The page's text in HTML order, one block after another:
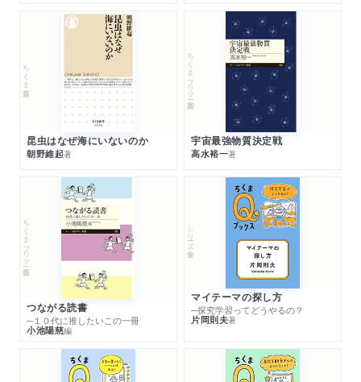
ちくま新書
昆虫はなぜ海にいないのか
朝野維起著
ちくまプリマー新書
宇宙最強物質決定戦
高水裕一著
ちくまプリマー新書
つながる読書
─１０代に推したいこの一冊
小池陽慈編
シリーズ・全集
マイテーマの探し方
─探究学習ってどうやるの？
片岡則夫著